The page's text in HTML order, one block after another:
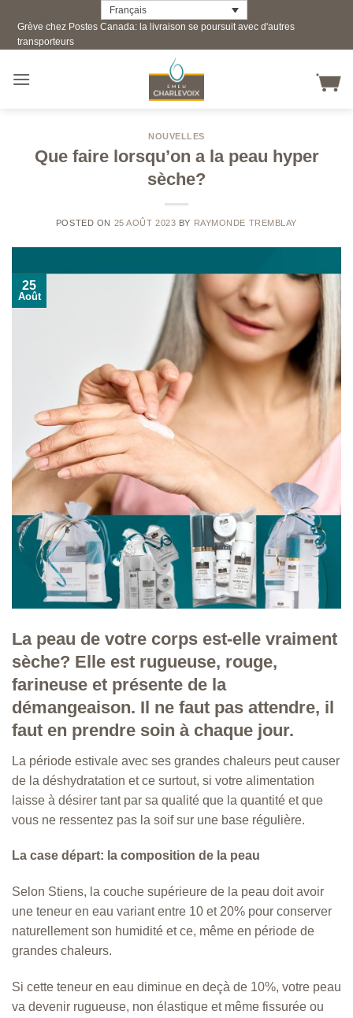
content
Français
Grève chez Postes Canada: la livraison se poursuit avec d'autres
transporteurs
NOUVELLES
Que faire lorsqu’on a la peau hyper
sèche?
POSTED ON 25 AOÛT 2023 BY RAYMONDE TREMBLAY
25
Août
La peau de votre corps est-elle vraiment
sèche? Elle est rugueuse, rouge,
farineuse et présente de la
démangeaison. Il ne faut pas attendre, il
faut en prendre soin à chaque jour.
La période estivale avec ses grandes chaleurs peut causer
de la déshydratation et ce surtout, si votre alimentation
laisse à désirer tant par sa qualité que la quantité et que
vous ne ressentez pas la soif sur une base régulière.
La case départ: la composition de la peau
Selon Stiens, la couche supérieure de la peau doit avoir
une teneur en eau variant entre 10 et 20% pour conserver
naturellement son humidité et ce, même en période de
grandes chaleurs.
Si cette teneur en eau diminue en deçà de 10%, votre peau
va devenir rugueuse, non élastique et même fissurée ou